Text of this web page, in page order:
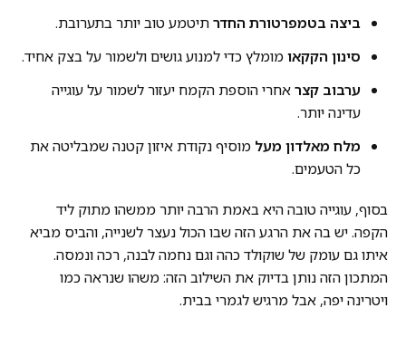
ביצה בטמפרטורת החדרתיטמע טוב יותר בתערובת.
סינון הקקאומומלץ כדי למנוע גושים ולשמור על בצק אחיד.
ערבוב קצראחרי הוספת הקמח יעזור לשמור על עוגייה
עדינה יותר.
מלח מאלדון מעל מוסיף נקודת איזון קטנה שמבליטה את
כל הטעמים.
בסוף, עוגייה טובה היא באמת הרבה יותר ממשהו מתוק ליד
הקפה. יש בה את הרגע הזה שבו הכול נעצר לשנייה, והביס מביא
איתו גם עומק של שוקולד כהה וגם נחמה לבנה, רכה ונמסה.
המתכון הזה נותן בדיוק את השילוב הזה: משהו שנראה כמו
ויטרינה יפה, אבל מרגיש לגמרי בבית.